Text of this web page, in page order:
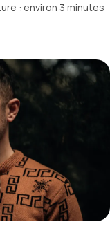
: environ 3 minutes